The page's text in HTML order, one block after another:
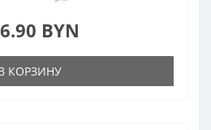
BYN
КОРЗИНУ